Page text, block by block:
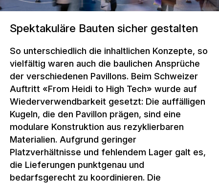
Spektakuläre Bauten sicher gestalten
So unterschiedlich die inhaltlichen Konzepte, so
vielfältig waren auch die baulichen Ansprüche
der verschiedenen Pavillons. Beim Schweizer
Auftritt «From Heidi to High Tech» wurde auf
Wiederverwendbarkeit gesetzt: Die auffälligen
Kugeln, die den Pavillon prägen, sind eine
modulare Konstruktion aus rezyklierbaren
Materialien. Aufgrund geringer
Platzverhältnisse und fehlendem Lager galt es,
die Lieferungen punktgenau und
bedarfsgerecht zu koordinieren. Die